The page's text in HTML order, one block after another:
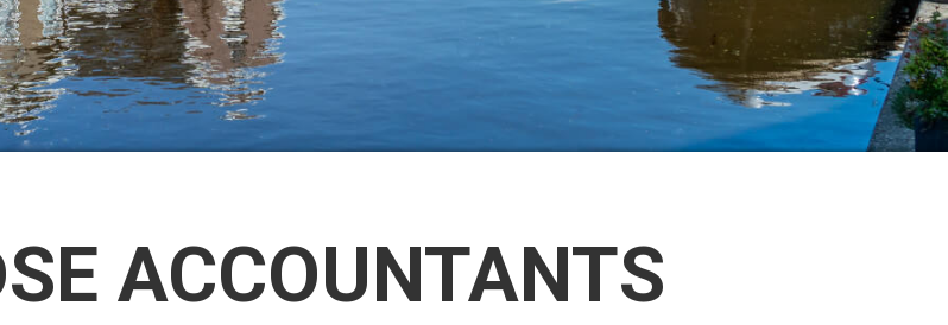
ACCOUNTANTS